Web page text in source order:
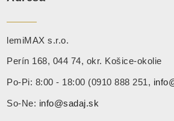
lemiMAX s.r.o.
Perín 168, 044 74, okr. Košice-okolie
Po-Pi: 8:00 - 18:00 (0910 888 251,
So-Ne: info@sadaj.sk